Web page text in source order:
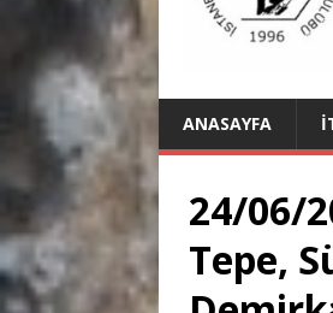
ANASAYFA
24/06/
Tepe,